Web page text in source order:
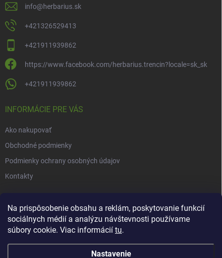
Na prispôsobenie obsahu a reklám, poskytovanie funkcií
sociálnych médií a analýzu návštevnosti používame
súbory cookie. Viac informácií tu.
Nastavenie
info@herbarius.sk
+421326529413
+421911939862
https://www.facebook.com/herbarius.trencin?locale=sk_sk
+421911939862
INFORMÁCIE PRE VÁS
Ako nakupovať
Obchodné podmienky
Podmienky ochrany osobných údajov
Kontakty
NOVINKY
Novinky v našom e-shope